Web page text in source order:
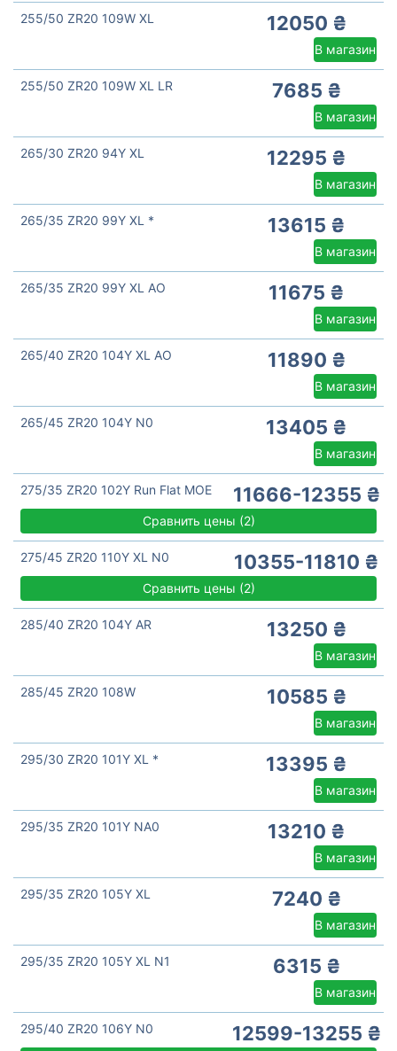
255/50 ZR20 109W XL 12050 ₴
В магазин
255/50 ZR20 109W XL LR 7685 ₴
В магазин
265/30 ZR20 94Y XL 12295 ₴
В магазин
265/35 ZR20 99Y XL * 13615 ₴
В магазин
265/35 ZR20 99Y XL AO 11675 ₴
В магазин
265/40 ZR20 104Y XL AO 11890 ₴
В магазин
265/45 ZR20 104Y N0 13405 ₴
В магазин
275/35 ZR20 102Y Run Flat MOE 11666-12355 ₴
Сравнить цены (2)
275/45 ZR20 110Y XL N0 10355-11810 ₴
Сравнить цены (2)
285/40 ZR20 104Y AR 13250 ₴
В магазин
285/45 ZR20 108W 10585 ₴
В магазин
295/30 ZR20 101Y XL * 13395 ₴
В магазин
295/35 ZR20 101Y NA0 13210 ₴
В магазин
295/35 ZR20 105Y XL 7240 ₴
В магазин
295/35 ZR20 105Y XL N1 6315 ₴
В магазин
295/40 ZR20 106Y N0 12599-13255 ₴